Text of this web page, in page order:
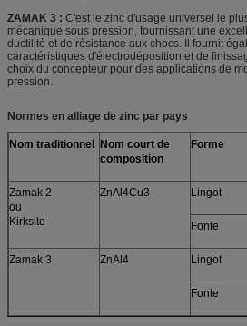
ZAMAK 3 : C'est le zinc d'usage universel le
mécanique sous pression, fournissant une
ductilité et de résistance aux chocs. Il fournit
caractéristiques d'électrodéposition et de
choix du concepteur pour des applications de
pression.
Normes en alliage de zinc par pays
Nom traditionnel Nom court de
composition
Forme
Zamak 2
ou
Kirksite
ZnAl4Cu3 Lingot
Fonte
Zamak 3 ZnAl4 Lingot
Fonte